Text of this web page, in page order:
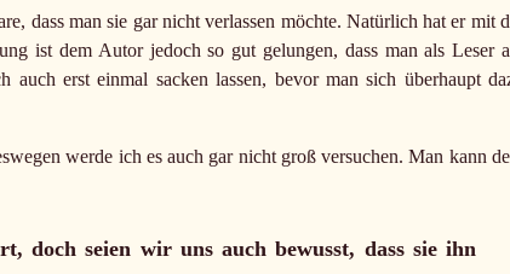
dass man sie gar nicht verlassen möchte. Natürlich hat er mit
ist dem Autor jedoch so gut gelungen, dass man als Leser
erst einmal sacken lassen, bevor man sich überhaupt
werde ich es auch gar nicht groß versuchen. Man kann
doch seien wir uns auch bewusst, dass sie ihn